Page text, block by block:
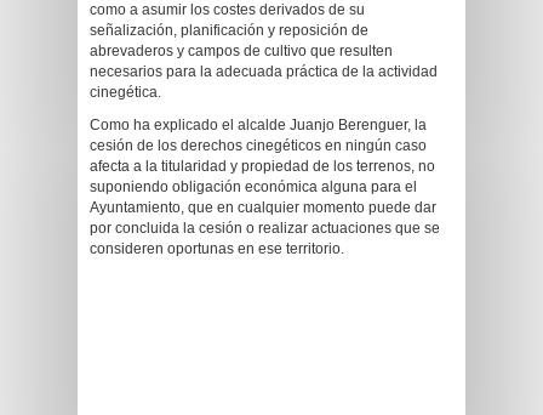
como a asumir los costes derivados de su
señalización, planificación y reposición de
abrevaderos y campos de cultivo que resulten
necesarios para la adecuada práctica de la actividad
cinegética.
Como ha explicado el alcalde Juanjo Berenguer, la
cesión de los derechos cinegéticos en ningún caso
afecta a la titularidad y propiedad de los terrenos, no
suponiendo obligación económica alguna para el
Ayuntamiento, que en cualquier momento puede dar
por concluida la cesión o realizar actuaciones que se
consideren oportunas en ese territorio.